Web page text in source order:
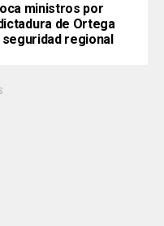
ministros por
de Ortega
regional